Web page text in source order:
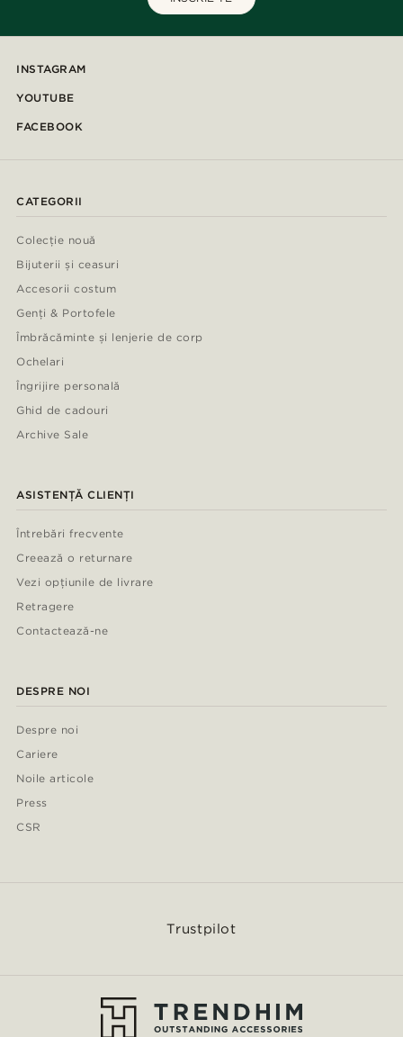
INSTAGRAM
YOUTUBE
FACEBOOK
CATEGORII
Colecție nouă
Bijuterii și ceasuri
Accesorii costum
Genți & Portofele
Îmbrăcăminte și lenjerie de corp
Ochelari
Îngrijire personală
Ghid de cadouri
Archive Sale
ASISTENȚĂ CLIENȚI
Întrebări frecvente
Creează o returnare
Vezi opțiunile de livrare
Retragere
Contactează-ne
DESPRE NOI
Despre noi
Cariere
Noile articole
Press
CSR
Trustpilot